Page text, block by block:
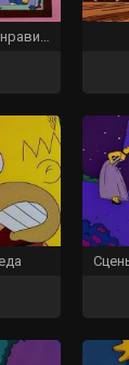
Мардж бы это не понравилось